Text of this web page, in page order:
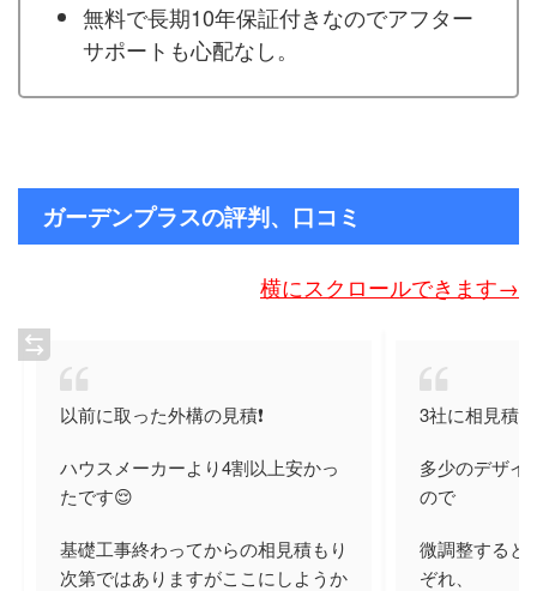
無料で長期10年保証付きなのでアフター
サポートも心配なし。
ガーデンプラスの評判、口コミ
横にスクロールできます→
以前に取った外構の見積❗️
ハウスメーカーより4割以上安かっ
たです😌
基礎工事終わってからの相見積もり
次第ではありますがここにしようか
3社に相見積
多少のデザイ
ので
微調整すると
ぞれ、